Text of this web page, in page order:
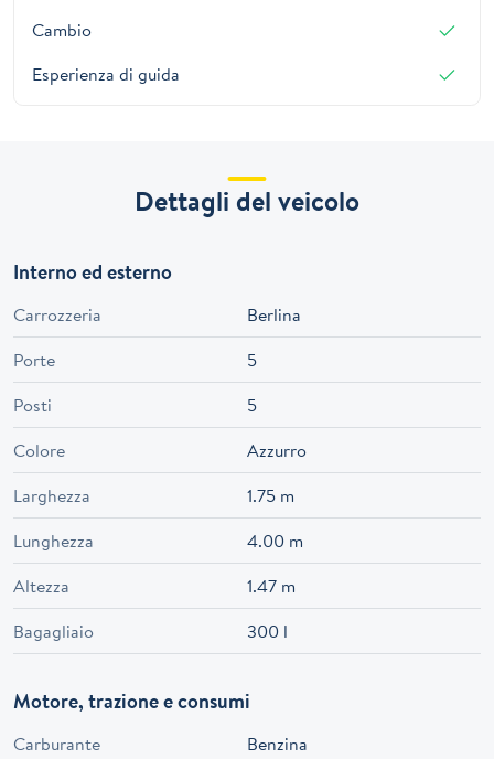
Cambio
Esperienza di guida
Dettagli del veicolo
Interno ed esterno
Carrozzeria
Berlina
Porte
5
Posti
5
Colore
Azzurro
Larghezza
1.75 m
Lunghezza
4.00 m
Altezza
1.47 m
Bagagliaio
300 l
Motore, trazione e consumi
Carburante Benzina